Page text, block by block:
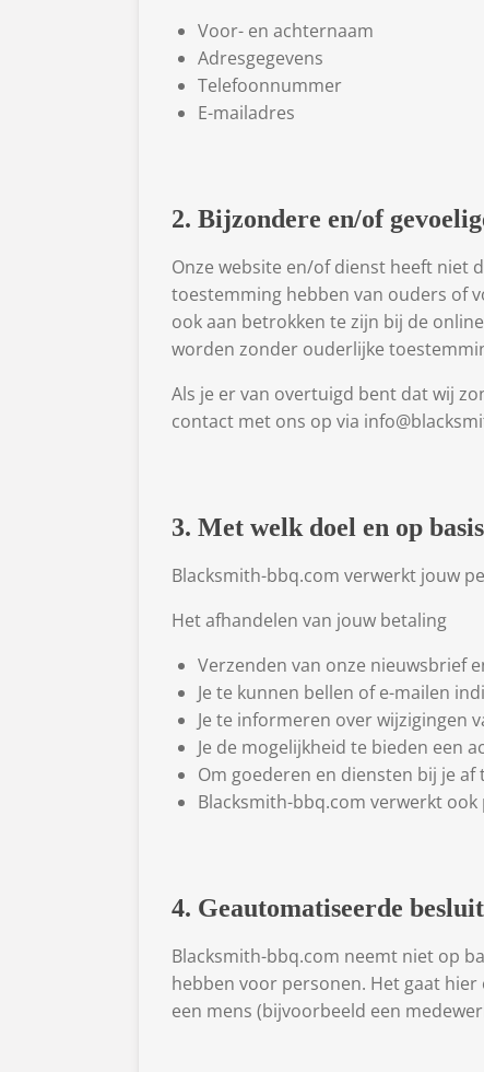
Voor- en achternaam
Adresgegevens
Telefoonnummer
E-mailadres
2. Bijzondere en/of
Onze website en/of dienst heeft niet
toestemming hebben van ouders of
ook aan betrokken te zijn bij de
worden zonder ouderlijke
Als je er van overtuigd bent dat wij
contact met ons op via
3. Met welk doel en op
Blacksmith-bbq.com verwerkt jouw
Het afhandelen van jouw betaling
Verzenden van onze nieuwsbrief
Je te kunnen bellen of e-mailen
Je te informeren over wijzigingen
Je de mogelijkheid te bieden een
Om goederen en diensten bij je af
Blacksmith-bbq.com verwerkt
4. Geautomatiseerde
Blacksmith-bbq.com neemt niet op
hebben voor personen. Het gaat
een mens (bijvoorbeeld een